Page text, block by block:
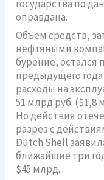
государства по
оправдана.
Объем средств,
нефтяными
бурение, остался
предыдущего
расходы на
51 млрд руб. ($1,8
Но действия
разрез с
Dutch Shell
ближайшие три
$45 млрд.